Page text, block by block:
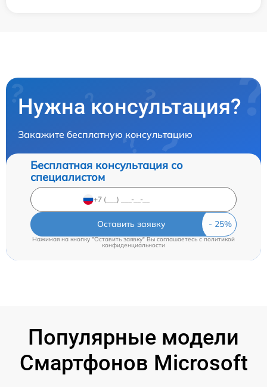
Нужна консультация?
Закажите бесплатную консультацию
Бесплатная консультация со
специалистом
Оставить заявку
Нажимая на кнопку "Оставить заявку" Вы соглашаетесь cполитикой
конфиденциальности
Популярные модели
Смартфонов Microsoft